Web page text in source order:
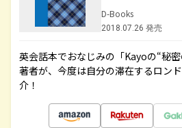
D-Books
2018.07.26 発売
英会話本でおなじみの「Kayoの“秘
著者が、今度は自分の滞在するロン
介！